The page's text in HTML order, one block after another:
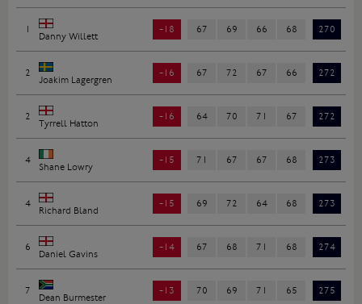
1
Danny Willett
-18 67 69 66 68 270
2
Joakim Lagergren
-16 67 72 67 66 272
2
Tyrrell Hatton
-16 64 70 71 67 272
4
Shane Lowry
-15 71 67 67 68 273
4
Richard Bland
-15 69 72 64 68 273
6
Daniel Gavins
-14 67 68 71 68 274
7
Dean Burmester
-13 70 69 71 65 275